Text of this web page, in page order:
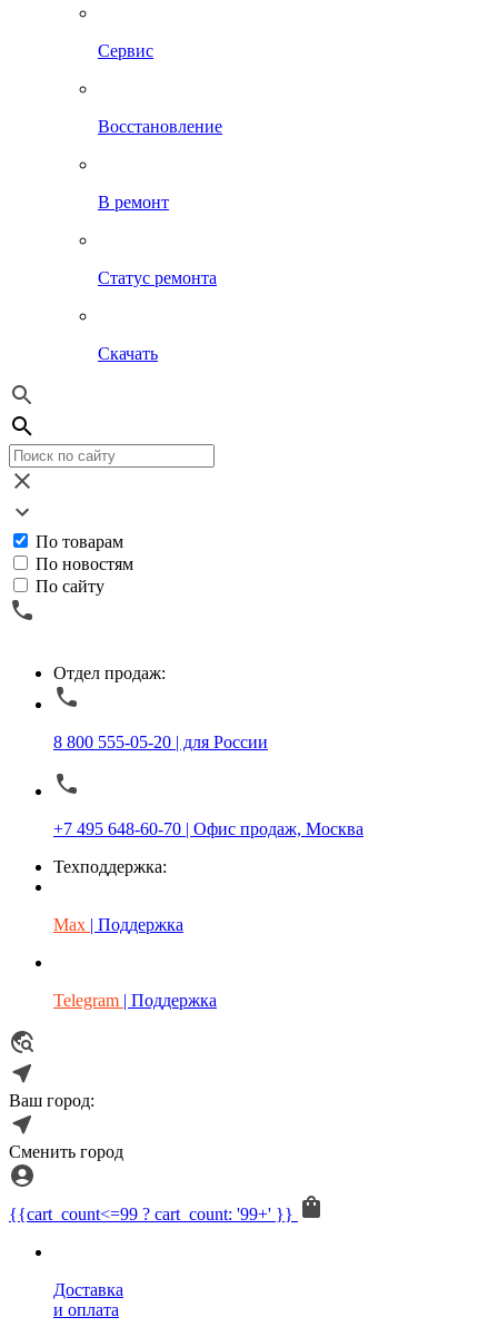
Сервис
Восстановление
В ремонт
Статус ремонта
Скачать
По товарам
По новостям
По сайту
Отдел продаж:
8 800 555-05-20 | для России
+7 495 648-60-70 | Офис продаж, Москва
Техподдержка:
Max | Поддержка
Telegram | Поддержка
Ваш город:
Сменить город
{{cart_count<=99 ? cart_count: '99+' }}
Доставка
и оплата